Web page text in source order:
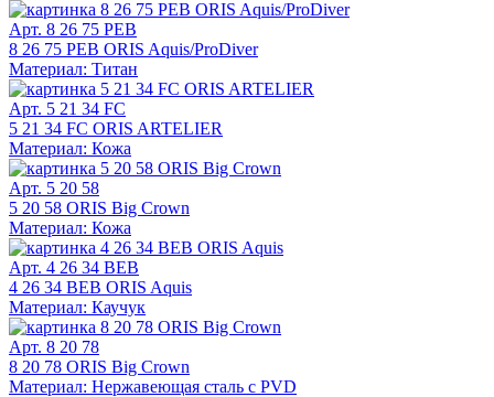
Арт. 8 26 75 PEB
8 26 75 PEB ORIS Aquis/ProDiver
Материал: Титан
Арт. 5 21 34 FC
5 21 34 FC ORIS ARTELIER
Материал: Кожа
Арт. 5 20 58
5 20 58 ORIS Big Crown
Материал: Кожа
Арт. 4 26 34 BEB
4 26 34 BEB ORIS Aquis
Материал: Каучук
Арт. 8 20 78
8 20 78 ORIS Big Crown
Материал: Нержавеющая сталь с PVD